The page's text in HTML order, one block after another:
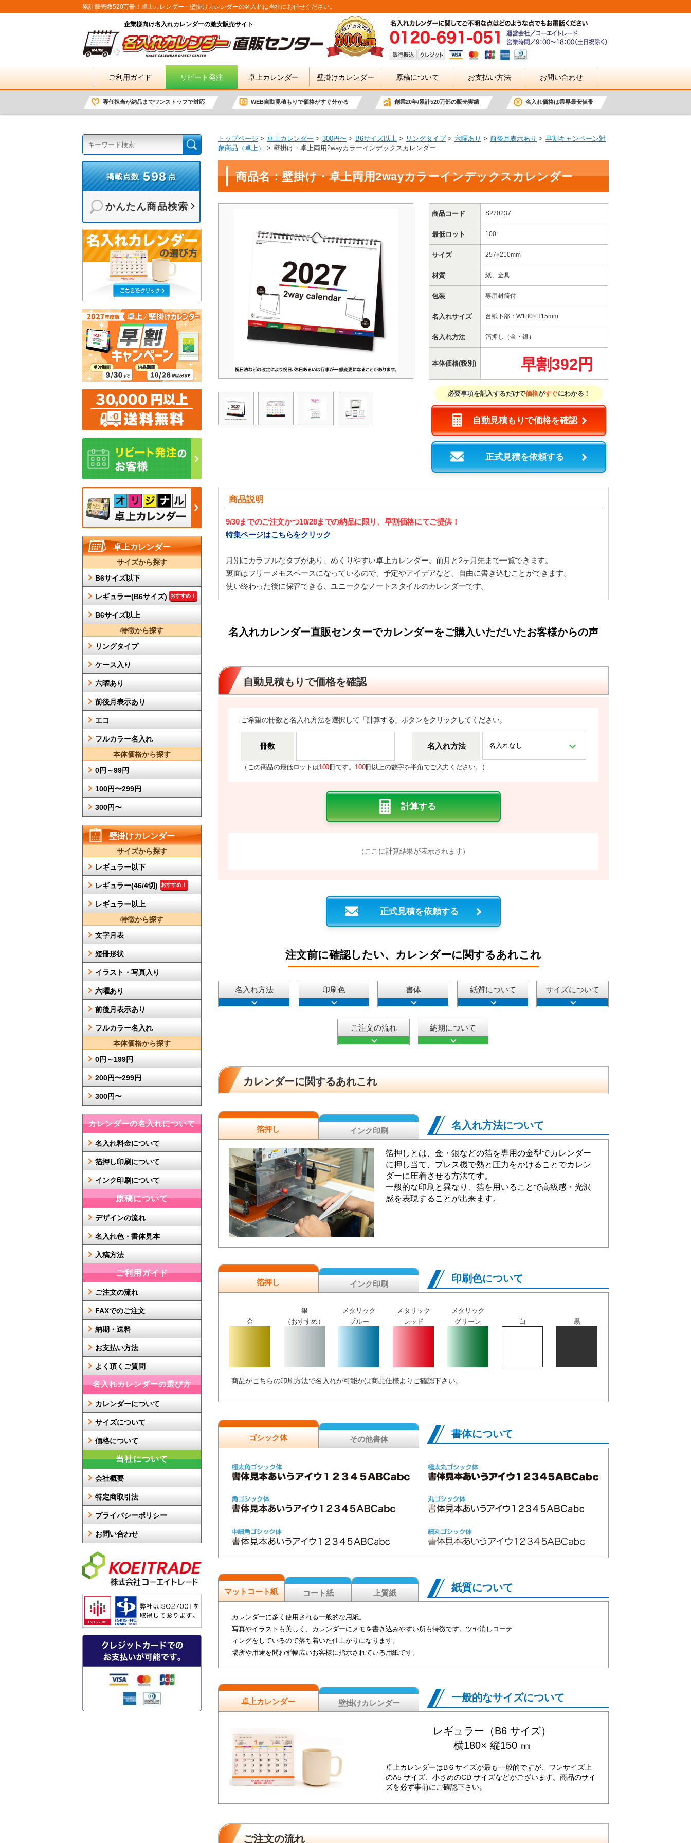
累計販売数520万冊！卓上カレンダー・壁掛けカレンダーの名入れは当社にお任せください。
企業様向け名入れカレンダーの激安販売サイト
ご利用ガイド リピート発注 卓上カレンダー 壁掛けカレンダー 原稿について お支払い方法 お問い合わせ
専任担当が納品までワンストップで対応 WEB自動見積もりで価格がすぐ分かる 創業20年/累計520万部の販売実績 名入れ価格は業界最安値帯
トップページ 卓上カレンダー 300円〜 B6サイズ以上 リングタイプ 六曜あり 前後月表示あり
早割キャンペーン対
象商品（卓上）
壁掛け・卓上両用2wayカラーインデックスカレンダー
商品名：壁掛け・卓上両用2wayカラーインデックスカレンダー
商品コード S270237
最低ロット 100
サイズ 257×210mm
材質 紙、金具
包装 専用封筒付
名入れサイズ 台紙下部：W180×H15mm
名入れ方法 箔押し（金・銀）
本体価格(税別) 早割392円
必要事項を記入するだけで価格がすぐにわかる！
自動見積もりで価格を確認
正式見積を依頼する
商品説明
9/30までのご注文かつ10/28までの納品に限り、早割価格にてご提供！
特集ページはこちらをクリック
月別にカラフルなタブがあり、めくりやすい卓上カレンダー。前月と2ヶ月先まで一覧できます。
裏面はフリーメモスペースになっているので、予定やアイデアなど、自由に書き込むことができます。
使い終わった後に保管できる、ユニークなノートスタイルのカレンダーです。
名入れカレンダー直販センターでカレンダーをご購入いただいたお客様からの声
自動見積もりで価格を確認
ご希望の冊数と名入れ方法を選択して「計算する」ボタンをクリックしてください。
冊数 名入れ方法
（ この商品の最低ロットは100冊です。 100冊以上の数字を半角でご入力ください。 ）
（ここに計算結果が表示されます）
正式見積を依頼する
注文前に確認したい、カレンダーに関するあれこれ
名入れ方法 印刷色 書体 紙質について サイズについて
ご注文の流れ 納期について
カレンダーに関するあれこれ
名入れ方法について
箔押し インク印刷
箔押しとは、金・銀などの箔を専用の金型でカレンダー
に押し当て、プレス機で熱と圧力をかけることでカレン
ダーに圧着させる方法です。
一般的な印刷と異なり、箔を用いることで高級感・光沢
感を表現することが出来ます。
印刷色について
箔押し インク印刷
金
銀
（おすすめ）
メタリック
ブルー
メタリック
レッド
メタリック
グリーン
白 黒
商品がこちらの印刷方法で名入れが可能かは商品仕様よりご確認下さい。
書体について
ゴシック体 その他書体
紙質について
マットコート紙 コート紙 上質紙
カレンダーに多く使用される一般的な用紙。
写真やイラストも美しく、カレンダーにメモを書き込みやすい所も特徴です。ツヤ消しコーテ
ィングをしているので落ち着いた仕上がりになります。
場所や用途を問わず幅広いお客様に指示されている用紙です。
一般的なサイズについて
卓上カレンダー 壁掛けカレンダー
レギュラー（B6 サイズ）
横180× 縦150 ㎜
卓上カレンダーはB６サイズが最も一般的ですが、ワンサイズ上
のA5 サイズ、小さめのCD サイズなどがございます。商品のサイ
ズを必ず事前にご確認下さい。
ご注文の流れ
掲載点数 598点
かんたん商品検索
卓上カレンダー
サイズから探す
B6サイズ以下
レギュラー(B6サイズ) おすすめ！
B6サイズ以上
特徴から探す
リングタイプ
ケース入り
六曜あり
前後月表示あり
エコ
フルカラー名入れ
本体価格から探す
0円～99円
100円〜299円
300円〜
壁掛けカレンダー
サイズから探す
レギュラー以下
レギュラー(46/4切) おすすめ！
レギュラー以上
特徴から探す
文字月表
短冊形状
イラスト・写真入り
六曜あり
前後月表示あり
フルカラー名入れ
本体価格から探す
0円～199円
200円〜299円
300円〜
カレンダーの名入れについて
名入れ料金について
箔押し印刷について
インク印刷について
原稿について
デザインの流れ
名入れ色・書体見本
入稿方法
ご利用ガイド
ご注文の流れ
FAXでのご注文
納期・送料
お支払い方法
よく頂くご質問
名入れカレンダーの選び方
カレンダーについて
サイズについて
価格について
当社について
会社概要
特定商取引法
プライバシーポリシー
お問い合わせ